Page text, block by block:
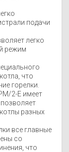
подачи
легко
режим
что
горелки.
2-Е имеет
разных
все главные
со
что